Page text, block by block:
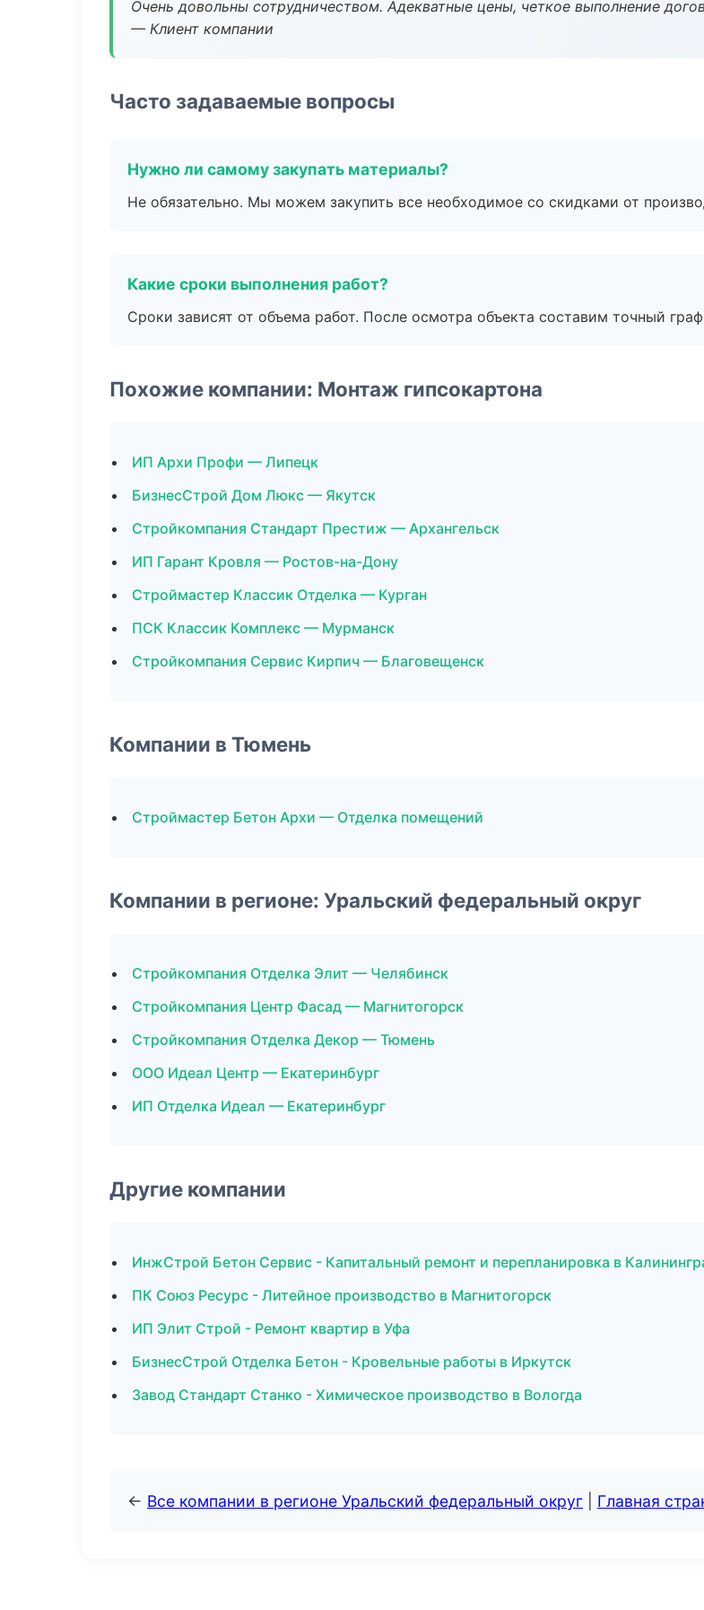
Очень довольны сотрудничеством. Адекватные цены, четкое выполнение
— Клиент компании
Часто задаваемые вопросы
Нужно ли самому закупать материалы?
Не обязательно. Мы можем закупить все необходимое со скидками от
Какие сроки выполнения работ?
Сроки зависят от объема работ. После осмотра объекта составим точный
Похожие компании: Монтаж гипсокартона
ИП Архи Профи — Липецк
БизнесСтрой Дом Люкс — Якутск
Стройкомпания Стандарт Престиж — Архангельск
ИП Гарант Кровля — Ростов-на-Дону
Строймастер Классик Отделка — Курган
ПСК Классик Комплекс — Мурманск
Стройкомпания Сервис Кирпич — Благовещенск
Компании в Тюмень
Строймастер Бетон Архи — Отделка помещений
Компании в регионе: Уральский федеральный округ
Стройкомпания Отделка Элит — Челябинск
Стройкомпания Центр Фасад — Магнитогорск
Стройкомпания Отделка Декор — Тюмень
ООО Идеал Центр — Екатеринбург
ИП Отделка Идеал — Екатеринбург
Другие компании
ИнжСтрой Бетон Сервис - Капитальный ремонт и перепланировка в
ПК Союз Ресурс - Литейное производство в Магнитогорск
ИП Элит Строй - Ремонт квартир в Уфа
БизнесСтрой Отделка Бетон - Кровельные работы в Иркутск
Завод Стандарт Станко - Химическое производство в Вологда
← Все компании в регионе Уральский федеральный округ Главная